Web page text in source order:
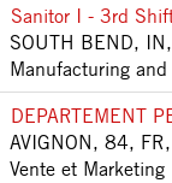
Sanitor I - 3rd
SOUTH BEND,
Manufacturing and
DEPARTEMENT
AVIGNON, 84,
Vente et Marketing